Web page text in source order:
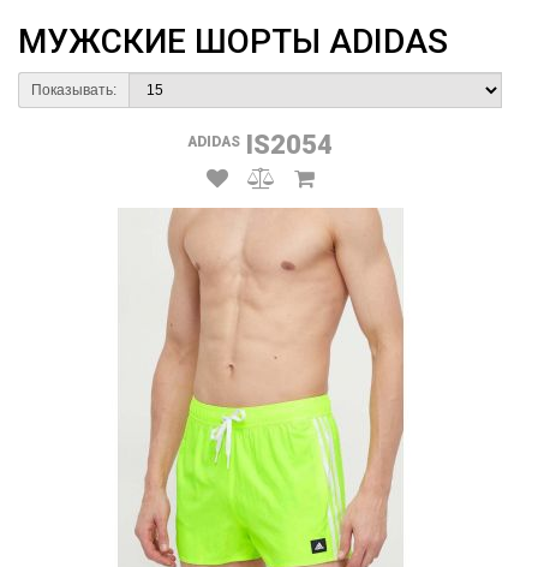
МУЖСКИЕ ШОРТЫ ADIDAS
Показывать:
ADIDAS IS2054